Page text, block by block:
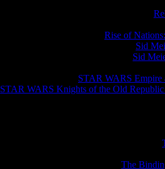
Rise of
Sid
Sid
STAR WARS Empire
STAR WARS Knights of the Old
The